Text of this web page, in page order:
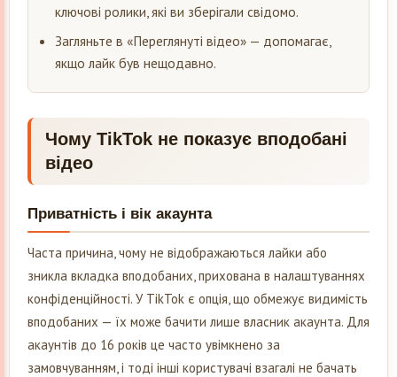
ключові ролики, які ви зберігали свідомо.
Загляньте в «Переглянуті відео» — допомагає,
якщо лайк був нещодавно.
Чому TikTok не показує вподобані
відео
Приватність і вік акаунта
Часта причина, чому не відображаються лайки або
зникла вкладка вподобаних, прихована в налаштуваннях
конфіденційності. У TikTok є опція, що обмежує видимість
вподобаних — їх може бачити лише власник акаунта. Для
акаунтів до 16 років це часто увімкнено за
замовчуванням, і тоді інші користувачі взагалі не бачать